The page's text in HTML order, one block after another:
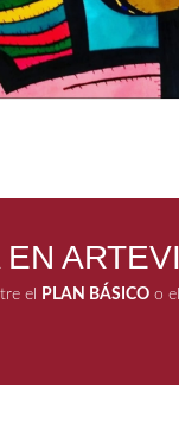
el PLAN BÁSICO o el